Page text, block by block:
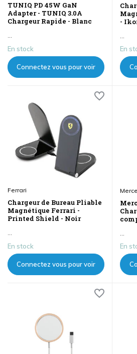
TUNIQ PD 45W GaN
Adapter - TUNIQ 3.0A
Chargeur Rapide - Blanc
...
En stock
Connectez vous pour voir
-
...
En
Ferrari
Chargeur de Bureau Pliable
Magnétique Ferrari -
Printed Shield - Noir
En stock
Connectez vous pour voir
En